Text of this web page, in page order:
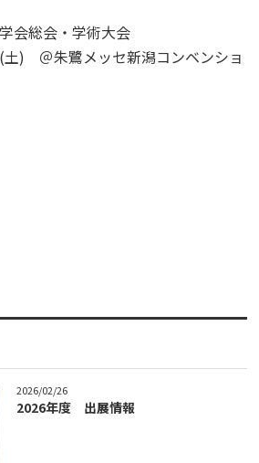
会総会・学術大会
) ＠朱鷺メッセ新潟コンベンショ
2026/02/26
2026年度 出展情報